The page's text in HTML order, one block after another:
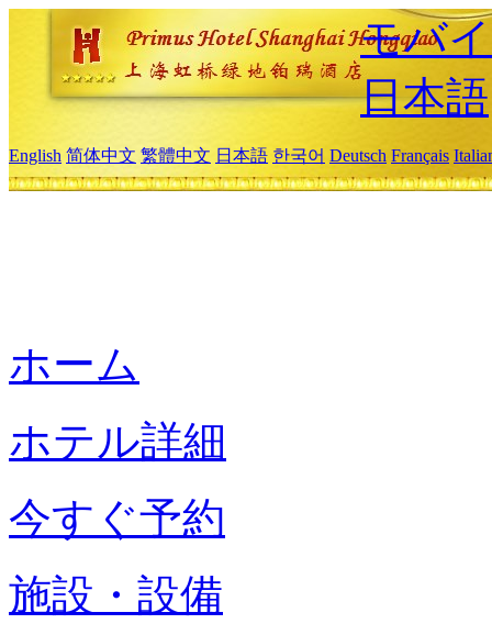
モバ
日本語
English 简体中文 繁體中文 日本語 한국어 Deutsch Français
ホーム
ホテル詳細
今すぐ予約
施設・設備